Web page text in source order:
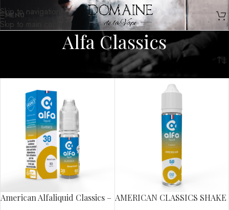
Skip to navigation
Skip to main content
MENU
Alfa Classics
Alfa Classics
American Alfaliquid Classics – AMERICAN CLASSICS SHAKE